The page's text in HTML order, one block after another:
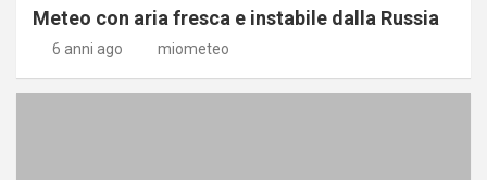
Meteo con aria fresca e instabile dalla Russia
6 anni ago miometeo